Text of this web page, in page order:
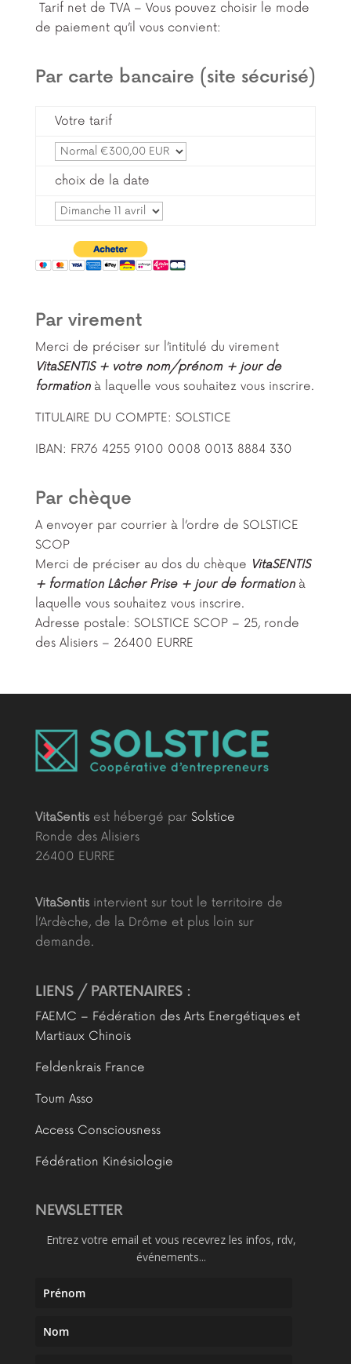
Tarif net de TVA – Vous pouvez choisir le mode
de paiement qu’il vous convient:
Par carte bancaire (site sécurisé)
Votre tarif
choix de la date
Par virement
Merci de préciser sur l’intitulé du virement
VitaSENTIS + votre nom/prénom + jour de
formationà laquelle vous souhaitez vous inscrire.
TITULAIRE DU COMPTE: SOLSTICE
IBAN: FR76 4255 9100 0008 0013 8884 330
Par chèque
A envoyer par courrier à l’ordre de SOLSTICE
SCOP
Merci de préciser au dos du chèque VitaSENTIS
+ formation Lâcher Prise + jour de formationà
laquelle vous souhaitez vous inscrire.
Adresse postale: SOLSTICE SCOP – 25, ronde
des Alisiers – 26400 EURRE
VitaSentisest hébergé par Solstice
Ronde des Alisiers
26400 EURRE
VitaSentisintervient sur tout le territoire de
l’Ardèche, de la Drôme et plus loin sur
demande.
LIENS / PARTENAIRES :
FAEMC – Fédération des Arts Energétiques et
Martiaux Chinois
Feldenkrais France
Toum Asso
Access Consciousness
Fédération Kinésiologie
NEWSLETTER
Entrez votre email et vous recevrez les infos, rdv,
événements...